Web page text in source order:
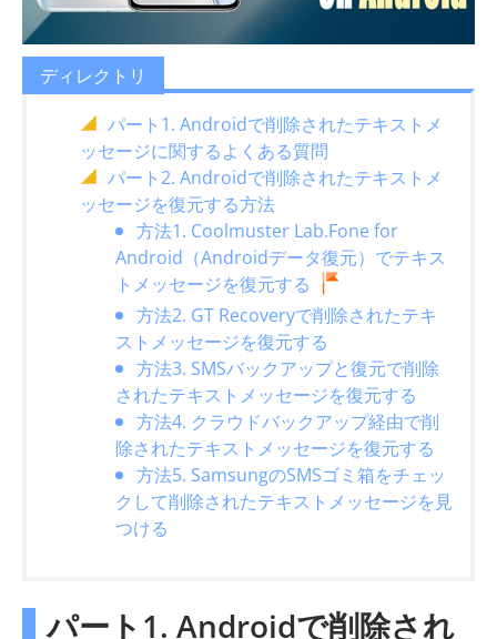
ディレクトリ
パート1. Androidで削除されたテキストメ
ッセージに関するよくある質問
パート2. Androidで削除されたテキストメ
ッセージを復元する方法
方法1. Coolmuster Lab.Fone for
Android（Androidデータ復元）でテキス
トメッセージを復元する
方法2. GT Recoveryで削除されたテキ
ストメッセージを復元する
方法3. SMSバックアップと復元で削除
されたテキストメッセージを復元する
方法4. クラウドバックアップ経由で削
除されたテキストメッセージを復元する
方法5. SamsungのSMSゴミ箱をチェッ
クして削除されたテキストメッセージを見
つける
パート1. Androidで削除され